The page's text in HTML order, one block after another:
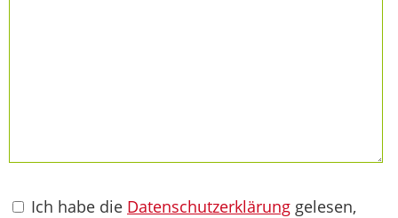
Ich habe die Datenschutzerklärung gelesen,